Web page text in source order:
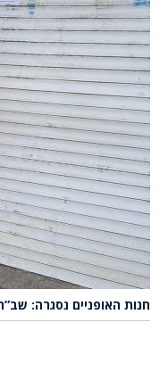
חנות האופניים נסגרה: